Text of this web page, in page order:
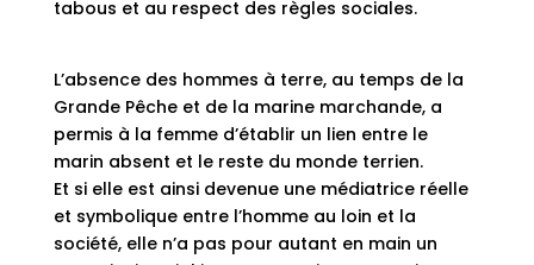
tabous et au respect des règles sociales.
L’absence des hommes à terre, au temps de la
Grande Pêche et de la marine marchande, a
permis à la femme d’établir un lien entre le
marin absent et le reste du monde terrien.
Et si elle est ainsi devenue une médiatrice réelle
et symbolique entre l’homme au loin et la
société, elle n’a pas pour autant en main un